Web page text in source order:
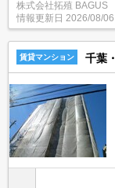
株式会社拓殖 BAGUS
情報更新日 2026/08/06
賃貸マンション 千葉